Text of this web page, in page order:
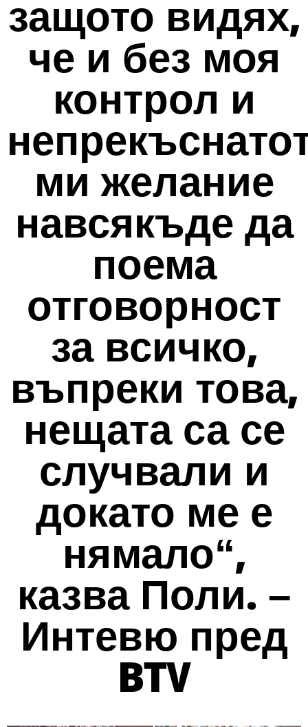
защото видях,
че и без моя
контрол и
ми желание
навсякъде да
поема
отговорност
за всичко,
въпреки това,
нещата са се
случвали и
докато ме е
нямало“,
казва Поли. –
Интевю пред
BTV